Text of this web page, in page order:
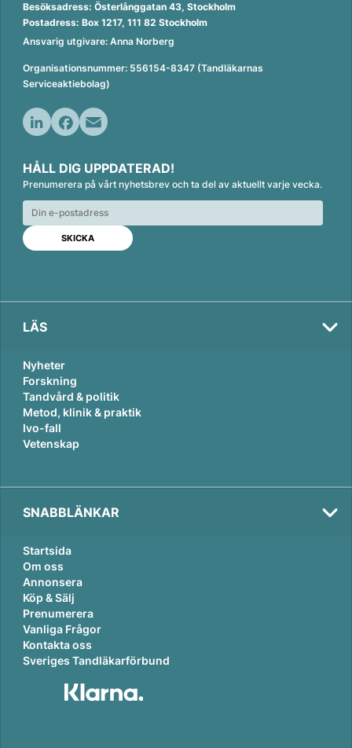
Besöksadress: Österlånggatan 43, Stockholm
Postadress: Box 1217, 111 82 Stockholm
Ansvarig utgivare: Anna Norberg
Organisationsnummer: 556154-8347 (Tandläkarnas
Serviceaktiebolag)
n
k
e
d
n
c
e
b
o
o
k
a
i
l
HÅLL DIG UPPDATERAD!
Prenumerera på vårt nyhetsbrev och ta del av aktuellt varje vecka.
LÄS
Nyheter
Forskning
Tandvård & politik
Metod, klinik & praktik
Ivo-fall
Vetenskap
SNABBLÄNKAR
Startsida
Om oss
Annonsera
Köp & Sälj
Prenumerera
Vanliga Frågor
Kontakta oss
Sveriges Tandläkarförbund